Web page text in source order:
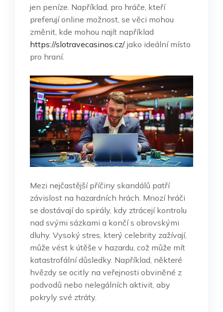
jen peníze. Například, pro hráče, kteří
preferují online možnost, se věci mohou
změnit, kde mohou najít například
https://slotravecasinos.cz/ jako ideální místo
pro hraní.
Mezi nejčastější příčiny skandálů patří
závislost na hazardních hrách. Mnozí hráči
se dostávají do spirály, kdy ztrácejí kontrolu
nad svými sázkami a končí s obrovskými
dluhy. Vysoký stres, který celebrity zažívají,
může vést k útěše v hazardu, což může mít
katastrofální důsledky. Například, některé
hvězdy se ocitly na veřejnosti obviněné z
podvodů nebo nelegálních aktivit, aby
pokryly své ztráty.